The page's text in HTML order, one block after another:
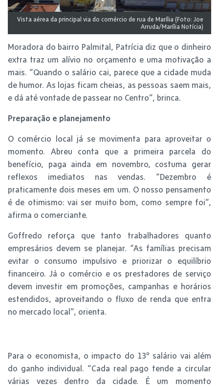
Vista aérea da principal via do comércio de rua de Marília (Foto: Joe
Arruda/Marília Notícia)
Moradora do bairro Palmital, Patrícia diz que o dinheiro
extra traz um alívio no orçamento e uma motivação a
mais. “Quando o salário cai, parece que a cidade muda
de humor. As lojas ficam cheias, as pessoas saem mais,
e dá até vontade de passear no Centro”, brinca.
Preparação e planejamento
O comércio local já se movimenta para aproveitar o
momento. Abreu conta que a primeira parcela do
benefício, paga ainda em novembro, costuma gerar
reflexos imediatos nas vendas. “Dezembro é
praticamente dois meses em um. O nosso pensamento
é de otimismo: vai ser muito bom, como sempre foi”,
afirma o comerciante.
Goffredo reforça que tanto trabalhadores quanto
empresários devem se planejar. “As famílias precisam
evitar o consumo impulsivo e priorizar o equilíbrio
financeiro. Já o comércio e os prestadores de serviço
devem investir em promoções, campanhas e horários
estendidos, aproveitando o fluxo de renda que entra
no mercado local”, orienta.
Para o economista, o impacto do 13º salário vai além
do ganho individual. “Cada real pago tende a circular
várias vezes dentro da cidade. É um momento